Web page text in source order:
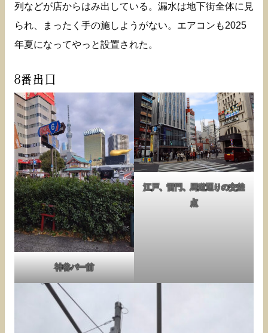
列などが店からはみ出している。漏水は地下街全体に見
られ、まったく手の施しようがない。エアコンも2025
年夏になってやっと設置された。
8番出口
神谷バー前
江戸、雷門、馬道通りの交差
点